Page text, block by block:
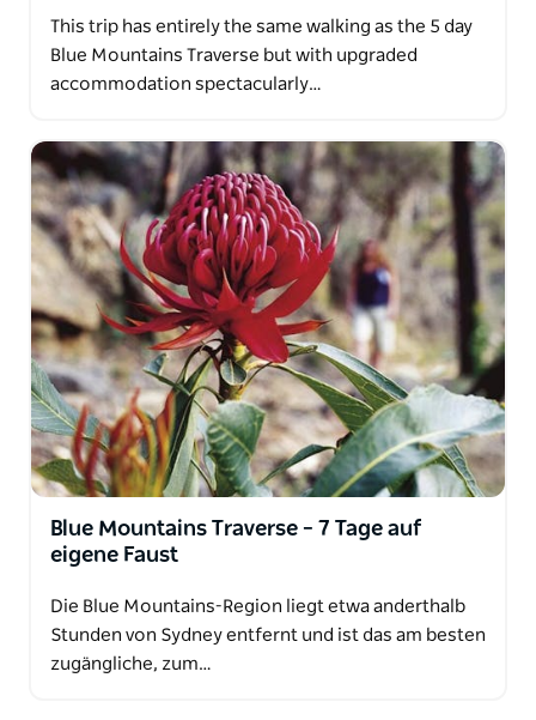
This trip has entirely the same walking as the 5 day
Blue Mountains Traverse but with upgraded
accommodation spectacularly…
Blue Mountains Traverse – 7 Tage auf
eigene Faust
Die Blue Mountains-Region liegt etwa anderthalb
Stunden von Sydney entfernt und ist das am besten
zugängliche, zum…